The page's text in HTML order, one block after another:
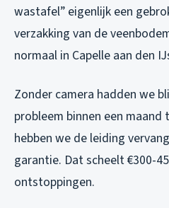
wastafel” eigenlijk een
verzakking van de
normaal in Capelle aan den
Zonder camera hadden we
probleem binnen een maand
hebben we de leiding
garantie. Dat scheelt €300-
ontstoppingen.